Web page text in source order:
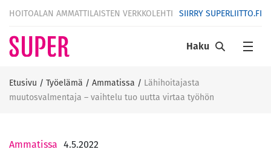
HOITOALAN AMMATTILAISTEN VERKKOLEHTI SIIRRY SUPERLIITTO.FI
Haku
Etusivu / Työelämä / Ammatissa / Lähihoitajasta
muutosvalmentaja – vaihtelu tuo uutta virtaa työhön
Ammatissa 4.5.2022